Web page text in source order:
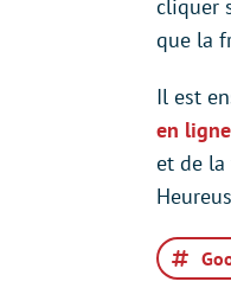
cliquer
que la
Il est
en ligne
et de la